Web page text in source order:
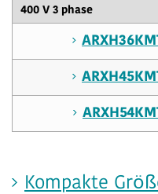
400 V 3 phase
Kompakte